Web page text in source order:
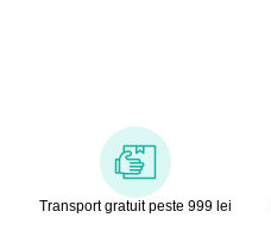
Transport gratuit peste 999 lei